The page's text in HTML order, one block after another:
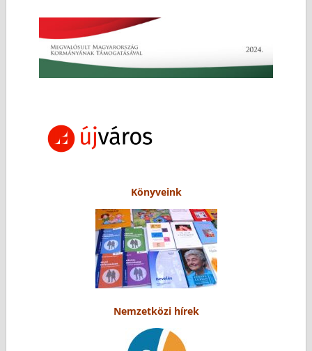
Könyveink
Nemzetközi hírek